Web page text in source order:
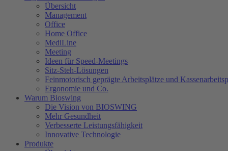
Übersicht
Management
Office
Home Office
MediLine
Meeting
Ideen für Speed-Meetings
Sitz-Steh-Lösungen
Feinmotorisch geprägte Arbeitsplätze und
Ergonomie und Co.
Warum Bioswing
Die Vision von BIOSWING
Mehr Gesundheit
Verbesserte Leistungsfähigkeit
Innovative Technologie
Produkte